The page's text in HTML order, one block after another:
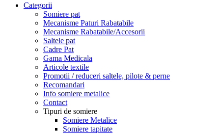
Categorii
Somiere pat
Mecanisme Paturi Rabatabile
Mecanisme Rabatabile/Accesorii
Saltele pat
Cadre Pat
Gama Medicala
Articole textile
Promotii / reduceri saltele, pilote & perne
Recomandari
Info somiere metalice
Contact
Tipuri de somiere
Somiere Metalice
Somiere tapitate